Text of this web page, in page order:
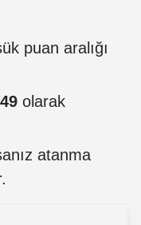
puan aralığı
olarak
atanma